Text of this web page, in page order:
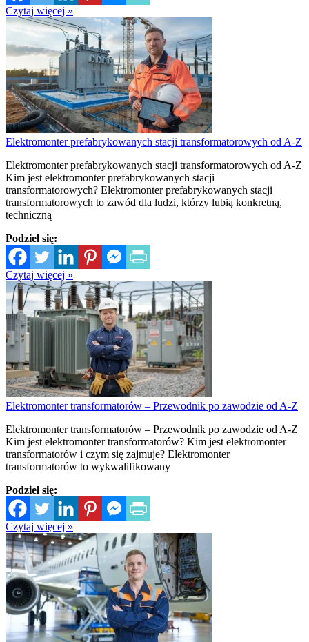
Czytaj więcej »
Elektromonter prefabrykowanych stacji transformatorowych od A-Z
Elektromonter prefabrykowanych stacji transformatorowych od A-Z
Kim jest elektromonter prefabrykowanych stacji
transformatorowych? Elektromonter prefabrykowanych stacji
transformatorowych to zawód dla ludzi, którzy lubią konkretną,
techniczną
Podziel się:
Czytaj więcej »
Elektromonter transformatorów – Przewodnik po zawodzie od A-Z
Elektromonter transformatorów – Przewodnik po zawodzie od A-Z
Kim jest elektromonter transformatorów? Kim jest elektromonter
transformatorów i czym się zajmuje? Elektromonter
transformatorów to wykwalifikowany
Podziel się:
Czytaj więcej »